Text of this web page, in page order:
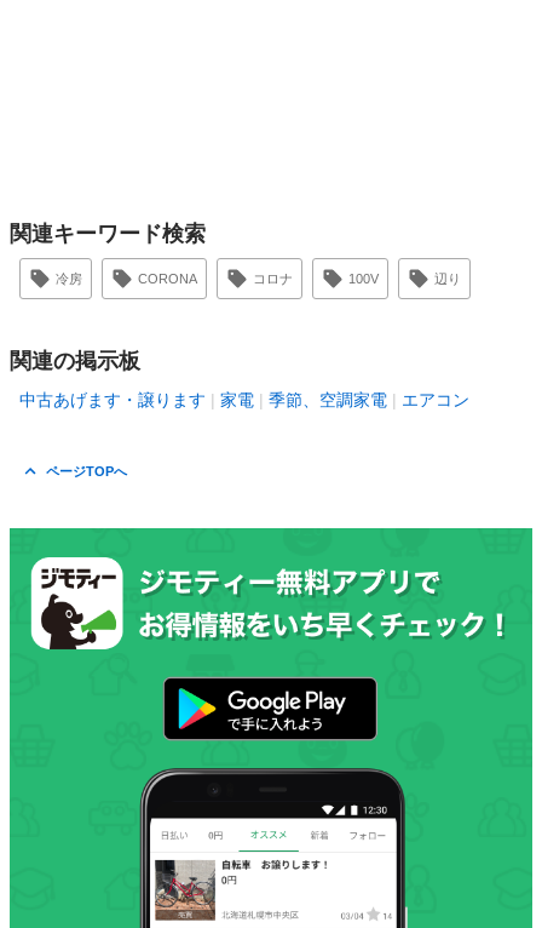
関連キーワード検索
冷房 CORONA コロナ 100V 辺り
関連の掲示板
中古あげます・譲ります 家電 季節、空調家電 エアコン
ページTOPへ